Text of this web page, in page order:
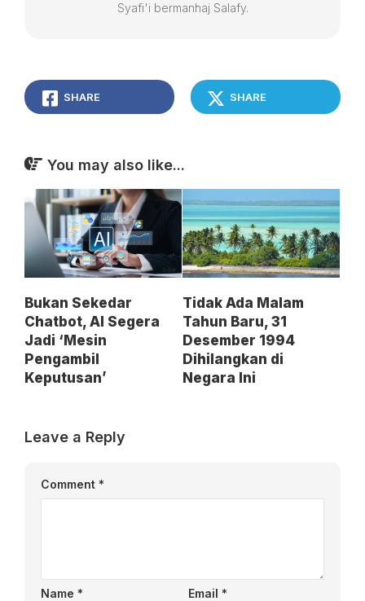
Syafi'i bermanhaj Salafy.
SHARE SHARE
You may also like...
Bukan Sekedar
Chatbot, AI Segera
Jadi ‘Mesin
Pengambil
Keputusan’
Tidak Ada Malam
Tahun Baru, 31
Desember 1994
Dihilangkan di
Negara Ini
Leave a Reply
Comment *
Name * Email *